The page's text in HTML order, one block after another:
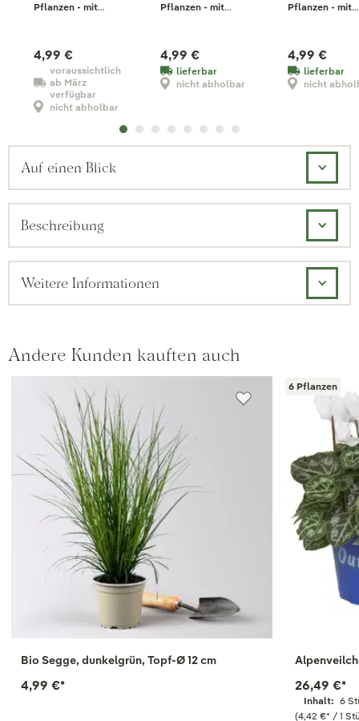
Pflanzen - mit
4,99 €
voraussichtlich
ab März
verfügbar
nicht abholbar
Pflanzen - mit
4,99 €
lieferbar
nicht abholbar
Pflanzen - mit
4,99 €
lieferbar
nicht
Auf einen Blick
Beschreibung
Weitere Informationen
Andere Kunden kauften auch
Bio Segge, dunkelgrün, Topf-Ø 12 cm
4,99 €*
6 Pflanzen
Inhalt: 6
(4,42 €* / 1
26,49 €*